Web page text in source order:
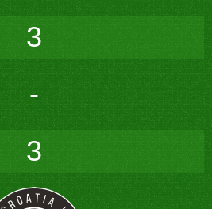
3
-
3